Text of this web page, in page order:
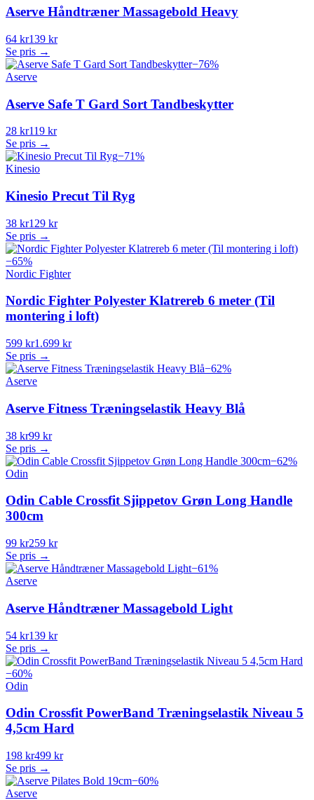
Aserve Håndtræner Massagebold Heavy
64 kr139 kr
Se pris →
−76%
Aserve
Aserve Safe T Gard Sort Tandbeskytter
28 kr119 kr
Se pris →
−71%
Kinesio
Kinesio Precut Til Ryg
38 kr129 kr
Se pris →
−65%
Nordic Fighter
Nordic Fighter Polyester Klatrereb 6 meter (Til
montering i loft)
599 kr1.699 kr
Se pris →
−62%
Aserve
Aserve Fitness Træningselastik Heavy Blå
38 kr99 kr
Se pris →
−62%
Odin
Odin Cable Crossfit Sjippetov Grøn Long Handle
300cm
99 kr259 kr
Se pris →
−61%
Aserve
Aserve Håndtræner Massagebold Light
54 kr139 kr
Se pris →
−60%
Odin
Odin Crossfit PowerBand Træningselastik Niveau 5
4,5cm Hard
198 kr499 kr
Se pris →
−60%
Aserve